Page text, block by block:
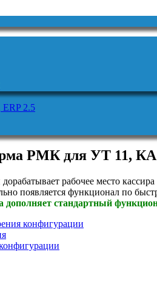
2.5
РМК для УТ 11, КА
рабочее место
появляется функционал по
а дополняет стандартный
конфигурации